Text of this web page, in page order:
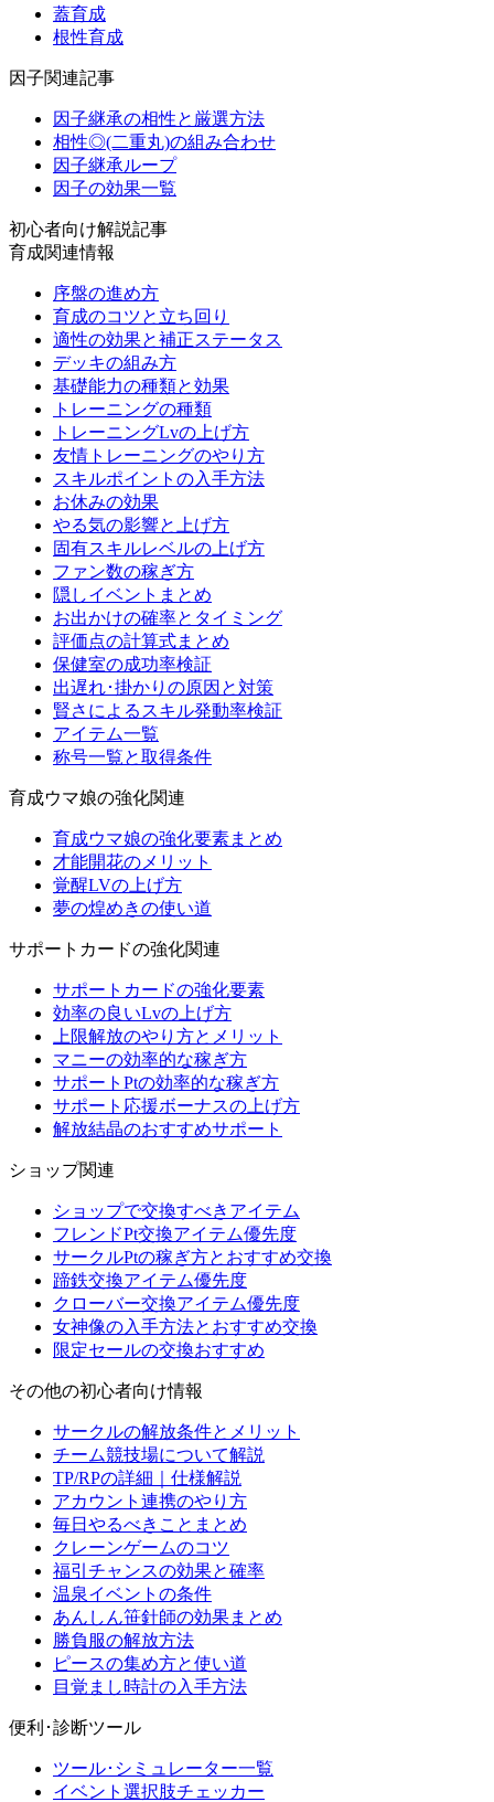
蓋育成
根性育成
因子関連記事
因子継承の相性と厳選方法
相性◎(二重丸)の組み合わせ
因子継承ループ
因子の効果一覧
初心者向け解説記事
育成関連情報
序盤の進め方
育成のコツと立ち回り
適性の効果と補正ステータス
デッキの組み方
基礎能力の種類と効果
トレーニングの種類
トレーニングLvの上げ方
友情トレーニングのやり方
スキルポイントの入手方法
お休みの効果
やる気の影響と上げ方
固有スキルレベルの上げ方
ファン数の稼ぎ方
隠しイベントまとめ
お出かけの確率とタイミング
評価点の計算式まとめ
保健室の成功率検証
出遅れ･掛かりの原因と対策
賢さによるスキル発動率検証
アイテム一覧
称号一覧と取得条件
育成ウマ娘の強化関連
育成ウマ娘の強化要素まとめ
才能開花のメリット
覚醒LVの上げ方
夢の煌めきの使い道
サポートカードの強化関連
サポートカードの強化要素
効率の良いLvの上げ方
上限解放のやり方とメリット
マニーの効率的な稼ぎ方
サポートPtの効率的な稼ぎ方
サポート応援ボーナスの上げ方
解放結晶のおすすめサポート
ショップ関連
ショップで交換すべきアイテム
フレンドPt交換アイテム優先度
サークルPtの稼ぎ方とおすすめ交換
蹄鉄交換アイテム優先度
クローバー交換アイテム優先度
女神像の入手方法とおすすめ交換
限定セールの交換おすすめ
その他の初心者向け情報
サークルの解放条件とメリット
チーム競技場について解説
TP/RPの詳細｜仕様解説
アカウント連携のやり方
毎日やるべきことまとめ
クレーンゲームのコツ
福引チャンスの効果と確率
温泉イベントの条件
あんしん笹針師の効果まとめ
勝負服の解放方法
ピースの集め方と使い道
目覚まし時計の入手方法
便利･診断ツール
ツール･シミュレーター一覧
イベント選択肢チェッカー